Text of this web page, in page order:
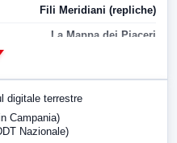
Fili Meridiani (repliche)
La Mappa dei Piaceri
digitale terrestre
Campania)
Nazionale)